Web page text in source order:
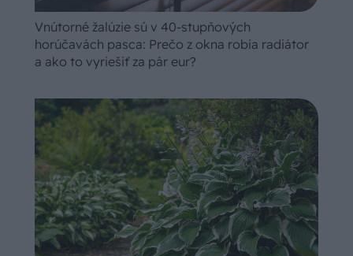
Vnútorné žalúzie sú v 40-stupňových
horúčavách pasca: Prečo z okna robia radiátor
a ako to vyriešiť za pár eur?